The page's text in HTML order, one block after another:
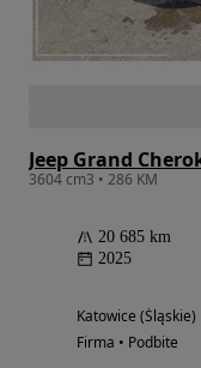
Jeep Grand
3604 cm3 • 286 KM
20 685 km
2025
Katowice (Śląskie)
Firma • Podbite